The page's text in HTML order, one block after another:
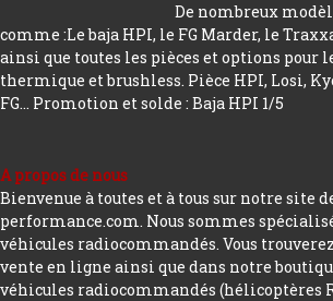
De nombreux
comme :Le baja HPI, le FG Marder, le
ainsi que toutes les pièces et options pour
thermique et brushless. Pièce HPI, Losi,
FG... Promotion et solde : Baja HPI 1/5
A propos de nous
Bienvenue à toutes et à tous sur notre site
performance.com. Nous sommes
véhicules radiocommandés. Vous
vente en ligne ainsi que dans notre
véhicules radiocommandés (hélicoptères